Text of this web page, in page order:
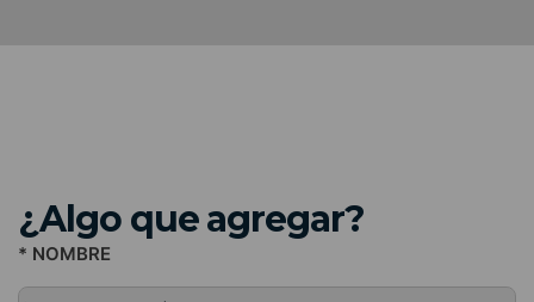
¿Algo que agregar?
* NOMBRE